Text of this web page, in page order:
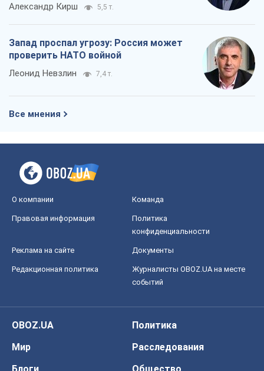
Александр Кирш 5,5 т.
Запад проспал угрозу: Россия может
проверить НАТО войной
Леонид Невзлин 7,4 т.
Все мнения
О компании Команда
Правовая информация
Политика
конфиденциальности
Реклама на сайте Документы
Редакционная политика
Журналисты OBOZ.UA на месте
событий
OBOZ.UA
Политика
Мир
Расследования